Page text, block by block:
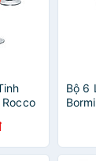
Rocco
Bộ 6